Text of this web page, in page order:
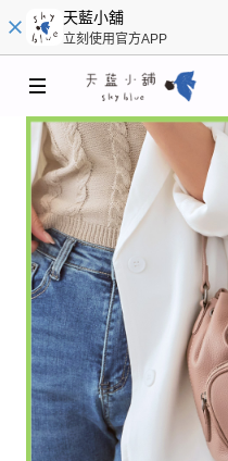
天藍小舖
立刻使用官方APP